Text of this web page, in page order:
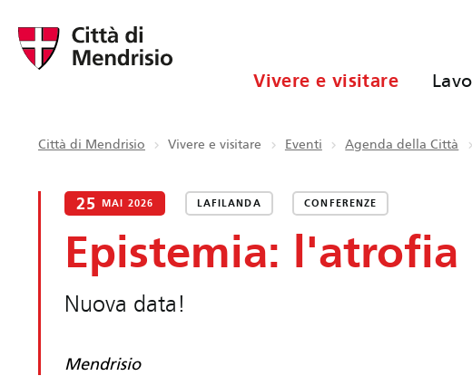
Vivere e visitare
Città di Mendrisio Vivere e visitare Eventi Agenda della Città
25 MAI 2026 LAFILANDA CONFERENZE
Epistemia:
Nuova data!
Mendrisio